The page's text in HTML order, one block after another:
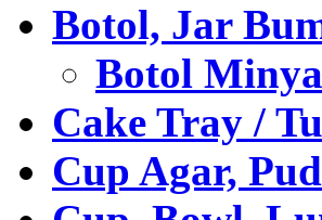
Botol, Jar
Botol
Cake Tray /
Cup Agar,